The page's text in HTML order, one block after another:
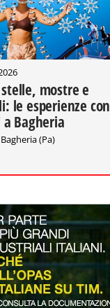
mostre e
le esperienze con
Bagheria
(Pa)